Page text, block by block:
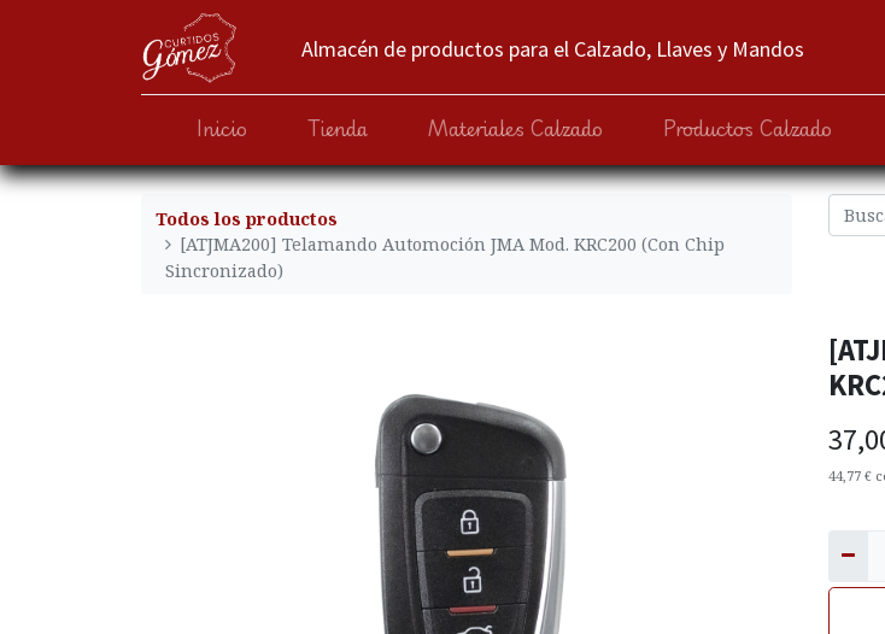
Almacén de productos para el Calzado, Llaves y Mandos
Inicio Tienda Materiales Calzado Productos Calzado
Todos los productos
[ATJMA200] Telamando Automoción JMA Mod. KRC200 (Con Chip
Sincronizado)
44,77 €